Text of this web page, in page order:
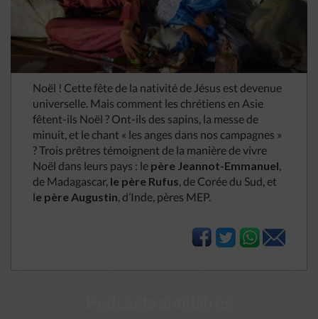
Noël ! Cette fête de la nativité de Jésus est devenue
universelle. Mais comment les chrétiens en Asie
fêtent-ils Noël ? Ont-ils des sapins, la messe de
minuit, et le chant « les anges dans nos campagnes »
? Trois prêtres témoignent de la manière de vivre
Noël dans leurs pays : le père Jeannot-Emmanuel,
de Madagascar, le père Rufus, de Corée du Sud, et
le père Augustin, d’Inde, pères MEP.